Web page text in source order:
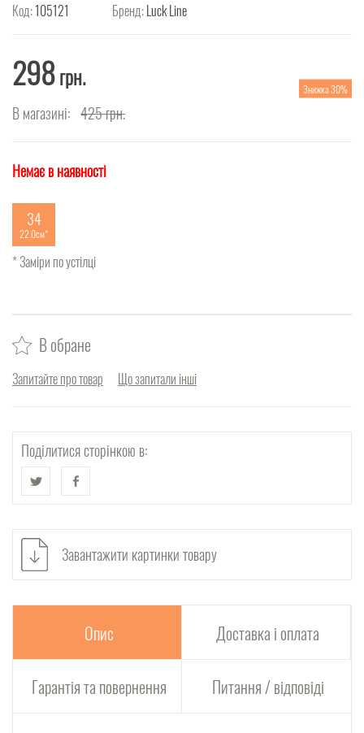
Код:105121 Бренд:Luck Line
298грн.
В магазині: 425грн.
Знижка 30%
Немає в наявності
34
22.0см
* Заміри по устілці
В обране
Запитайте про товар Що запитали інші
Поділитися сторінкою в:
Завантажити картинки товару
Опис Доставка і оплата
Гарантія та повернення Питання / відповіді